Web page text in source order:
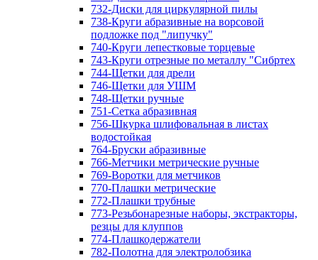
732-Диски для циркулярной пилы
738-Круги абразивные на ворсовой
подложке под "липучку"
740-Круги лепестковые торцевые
743-Круги отрезные по металлу "Сибртех
744-Щетки для дрели
746-Щетки для УШМ
748-Щетки ручные
751-Сетка абразивная
756-Шкурка шлифовальная в листах
водостойкая
764-Бруски абразивные
766-Метчики метрические ручные
769-Воротки для метчиков
770-Плашки метрические
772-Плашки трубные
773-Резьбонарезные наборы, экстракторы,
резцы для клуппов
774-Плашкодержатели
782-Полотна для электролобзика